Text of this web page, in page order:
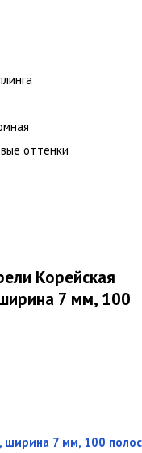
оттенки
Корейская
7 мм, 100
ширина 7 мм, 100 полос